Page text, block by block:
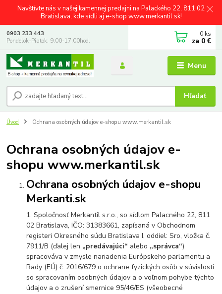
Navštívte nás v našej kamennej predajni na Palackého 22, 811 02
Bratislava, kde sídli aj e-shop www.merkantil.sk!
Menu
Hľadať
0903 233 443
Pondelok-Piatok: 9.00-17.00hod.
0 ks
za 0 €
Úvod Ochrana osobných údajov e-shopu www.merkantil.sk
Ochrana osobných údajov e-
shopu www.merkantil.sk
Ochrana osobných údajov e-shopu
Merkanti.sk
1. Spoločnosť Merkantil s.r.o., so sídlom Palacného 22, 811
02 Bratislava, IČO: 31383661, zapísaná v Obchodnom
registeri Okresného súdu Bratislava I, oddiel: Sro, vložka č.
7911/B (ďalej len „predávajúci“ alebo „správca“)
spracováva v zmysle nariadenia Európskeho parlamentu a
Rady (EÚ) č. 2016/679 o ochrane fyzických osôb v súvislosti
so spracovaním osobných údajov a o voľnom pohybe týchto
údajov a o zrušení smernice 95/46/ES (všeobecné